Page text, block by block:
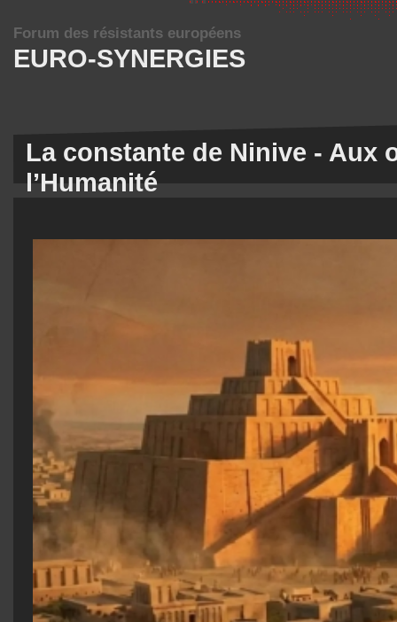
EURO-SYNERGIES
Forum des résistants européens
La constante de Ninive - Aux
l’Humanité